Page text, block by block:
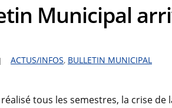
Municipal
ACTUS/INFOS, BULLETIN MUNICIPAL
tous les semestres, la crise de